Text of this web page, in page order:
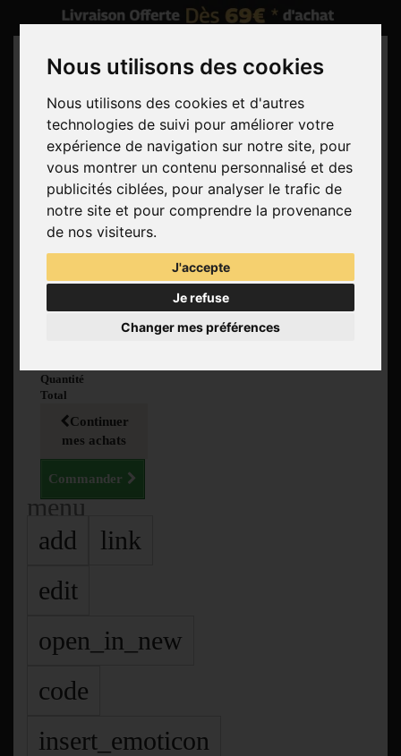
Nous utilisons des cookies
Nous utilisons des cookies et d'autres
technologies de suivi pour améliorer votre
expérience de navigation sur notre site, pour
vous montrer un contenu personnalisé et des
publicités ciblées, pour analyser le trafic de
notre site et pour comprendre la provenance
de nos visiteurs.
J'accepte
Je refuse
Changer mes préférences
Rechercher
Panier(vide)
Aucun produit
Livraison gratuite !
Livraison
Quantité
Total
Continuer
mes achats
Commander
menu
add
link
edit
open_in_new
code
insert_emoticon